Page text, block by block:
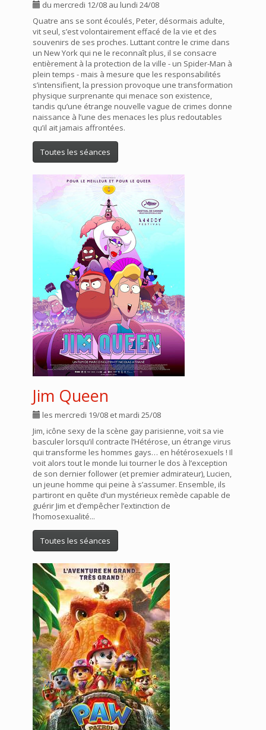
du mercredi 12/08 au lundi 24/08
Quatre ans se sont écoulés, Peter, désormais adulte,
vit seul, s’est volontairement effacé de la vie et des
souvenirs de ses proches. Luttant contre le crime dans
un New York qui ne le reconnaît plus, il se consacre
entièrement à la protection de la ville - un Spider-Man à
plein temps - mais à mesure que les responsabilités
s’intensifient, la pression provoque une transformation
physique surprenante qui menace son existence,
tandis qu’une étrange nouvelle vague de crimes donne
naissance à l’une des menaces les plus redoutables
qu’il ait jamais affrontées.
Toutes les séances
Jim Queen
les mercredi 19/08 et mardi 25/08
Jim, icône sexy de la scène gay parisienne, voit sa vie
basculer lorsqu’il contracte l’Hétérose, un étrange virus
qui transforme les hommes gays… en hétérosexuels ! Il
voit alors tout le monde lui tourner le dos à l’exception
de son dernier follower (et premier admirateur), Lucien,
un jeune homme qui peine à s’assumer. Ensemble, ils
partiront en quête d’un mystérieux remède capable de
guérir Jim et d’empêcher l’extinction de
l’homosexualité...
Toutes les séances